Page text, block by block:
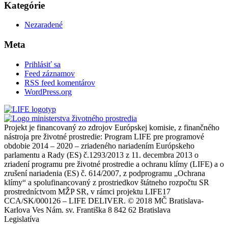
Kategórie
Nezaradené
Meta
Prihlásiť sa
Feed záznamov
RSS feed komentárov
WordPress.org
Projekt je financovaný zo zdrojov Európskej komisie, z finančného
nástroja pre životné prostredie: Program LIFE pre programové
obdobie 2014 – 2020 – zriadeného nariadením Európskeho
parlamentu a Rady (ES) č.1293/2013 z 11. decembra 2013 o
zriadení programu pre životné prostredie a ochranu klímy (LIFE) a o
zrušení nariadenia (ES) č. 614/2007, z podprogramu „Ochrana
klímy“ a spolufinancovaný z prostriedkov štátneho rozpočtu SR
prostredníctvom MŽP SR, v rámci projektu LIFE17
CCA/SK/000126 – LIFE DELIVER. © 2018 MČ Bratislava-
Karlova Ves Nám. sv. Františka 8 842 62 Bratislava
Legislatíva